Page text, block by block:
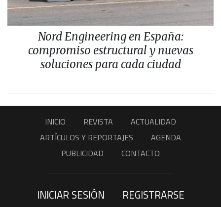
Nord Engineering en España:
compromiso estructural y nuevas
soluciones para cada ciudad
INICIO REVISTA
ACTUALIDAD
ARTÍCULOS Y REPORTAJES
AGENDA
PUBLICIDAD
CONTACTO
INICIAR SESIÓN
REGISTRARSE